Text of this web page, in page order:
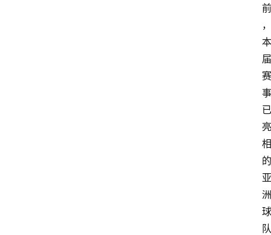
前
，
本
届
赛
事
已
亮
相
的
亚
洲
球
队